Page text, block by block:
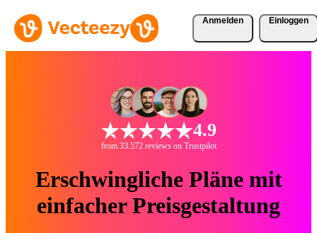
Anmelden Einloggen
4.9
from 33.572 reviews on Trustpilot
Erschwingliche Pläne mit
einfacher Preisgestaltung